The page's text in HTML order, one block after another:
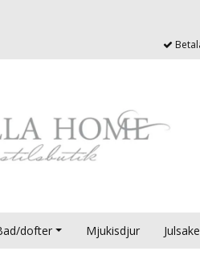
dofter Mjukisdjur